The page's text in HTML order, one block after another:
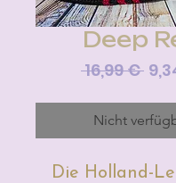
Deep
16,99 €
Nicht
Die Holland-